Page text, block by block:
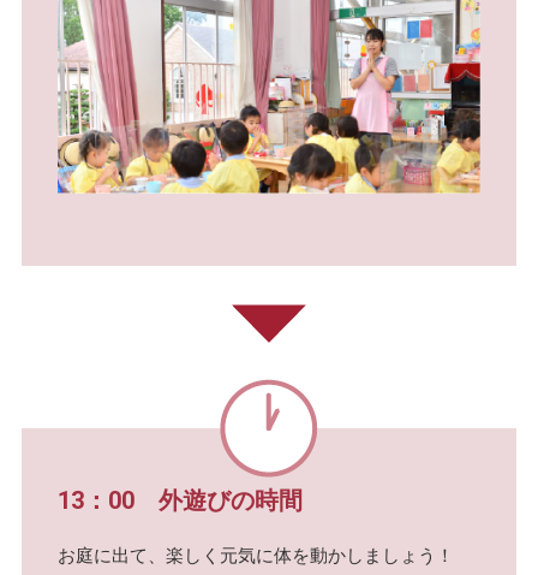
13：00 外遊びの時間
お庭に出て、楽しく元気に体を動かしましょう！